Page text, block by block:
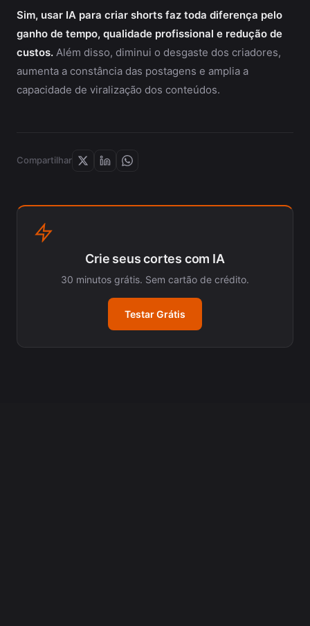
Sim, usar IA para criar shorts faz toda diferença pelo
ganho de tempo, qualidade profissional e redução de
custos. Além disso, diminui o desgaste dos criadores,
aumenta a constância das postagens e amplia a
capacidade de viralização dos conteúdos.
Compartilhar
Crie seus cortes com IA
30 minutos grátis. Sem cartão de crédito.
Testar Grátis